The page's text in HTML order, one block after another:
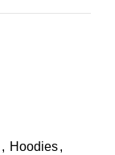
, Hoodies,